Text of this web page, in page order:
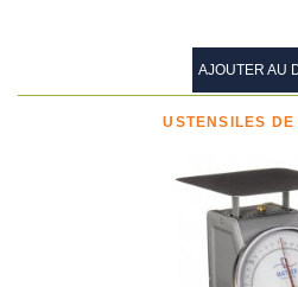
AJOUTER AU
USTENSILES DE